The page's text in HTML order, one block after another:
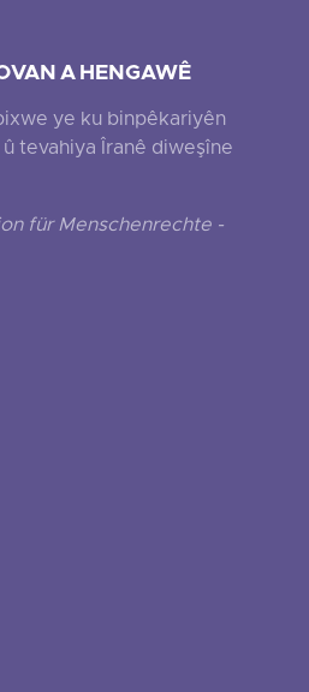
A HENGAWÊ
ye ku binpêkariyên
tevahiya Îranê diweşîne
für Menschenrechte -